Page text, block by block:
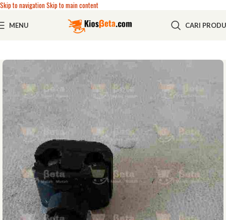
Skip to navigationSkip to main content
MENU CARI